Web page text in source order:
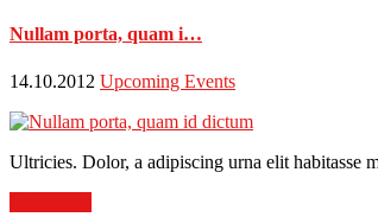
Nullam porta, quam i…
14.10.2012 Upcoming Events
Ultricies. Dolor, a adipiscing urna elit habitasse